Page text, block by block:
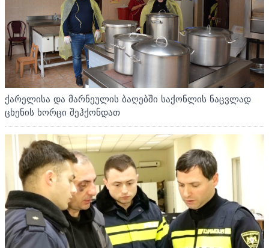
ქარელისა და მარნეულის ბაღებში საქონლის ნაცვლად
ცხენის ხორცი შეჰქონდათ